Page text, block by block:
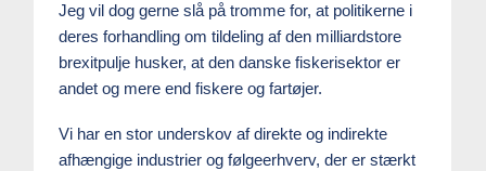
Jeg vil dog gerne slå på tromme for, at politikerne i
deres forhandling om tildeling af den milliardstore
brexitpulje husker, at den danske fiskerisektor er
andet og mere end fiskere og fartøjer.
Vi har en stor underskov af direkte og indirekte
afhængige industrier og følgeerhverv, der er stærkt